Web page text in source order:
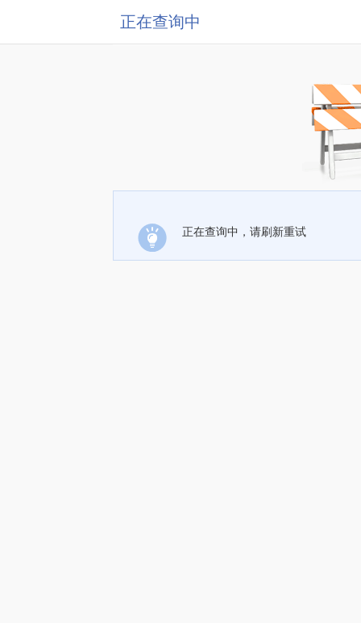
正在查询中
正在查询中，请刷新重试